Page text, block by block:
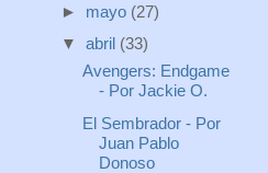
► mayo (27)
▼ abril (33)
Avengers: Endgame
- Por Jackie O.
El Sembrador - Por
Juan Pablo
Donoso